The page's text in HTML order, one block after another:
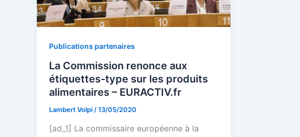
Publications partenaires
La Commission renonce aux
étiquettes-type sur les produits
alimentaires – EURACTIV.fr
Lambert Volpi /13/05/2020
[ad_1] La commissaire européenne à la